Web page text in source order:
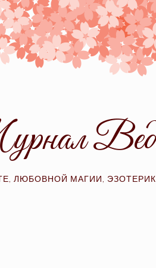
ЛЮБОВНОЙ МАГИИ,